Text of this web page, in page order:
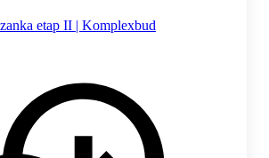
etap II | Komplexbud